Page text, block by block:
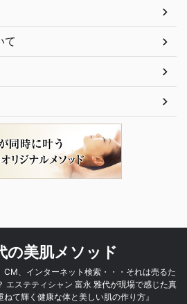
て
の美肌メソッド
、インターネット検索・・・それは売るた
エステティシャン 富永 雅代が現場で感じた真
て輝く健康な体と美しい肌の作り方』